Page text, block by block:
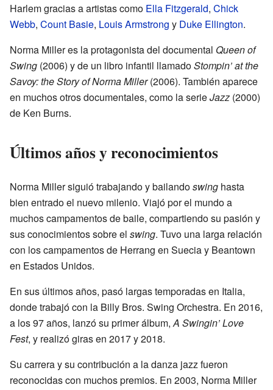
Harlem gracias a artistas como Ella Fitzgerald, Chick
Webb, Count Basie, Louis Armstrong y Duke Ellington.
Norma Miller es la protagonista del documental Queen of
Swing (2006) y de un libro infantil llamadoStompin’ at the
Savoy: the Story of Norma Miller(2006). También aparece
en muchos otros documentales, como la serieJazz (2000)
de Ken Burns.
Últimos años y reconocimientos
Norma Miller siguió trabajando y bailandoswing hasta
bien entrado el nuevo milenio. Viajó por el mundo a
muchos campamentos de baile, compartiendo su pasión y
sus conocimientos sobre el swing. Tuvo una larga relación
con los campamentos de Herrang en Suecia y Beantown
en Estados Unidos.
En sus últimos años, pasó largas temporadas en Italia,
donde trabajó con la Billy Bros. Swing Orchestra. En 2016,
a los 97 años, lanzó su primer álbum,A Swingin’ Love
Fest, y realizó giras en 2017 y 2018.
Su carrera y su contribución a la danza jazz fueron
reconocidas con muchos premios. En 2003, Norma Miller